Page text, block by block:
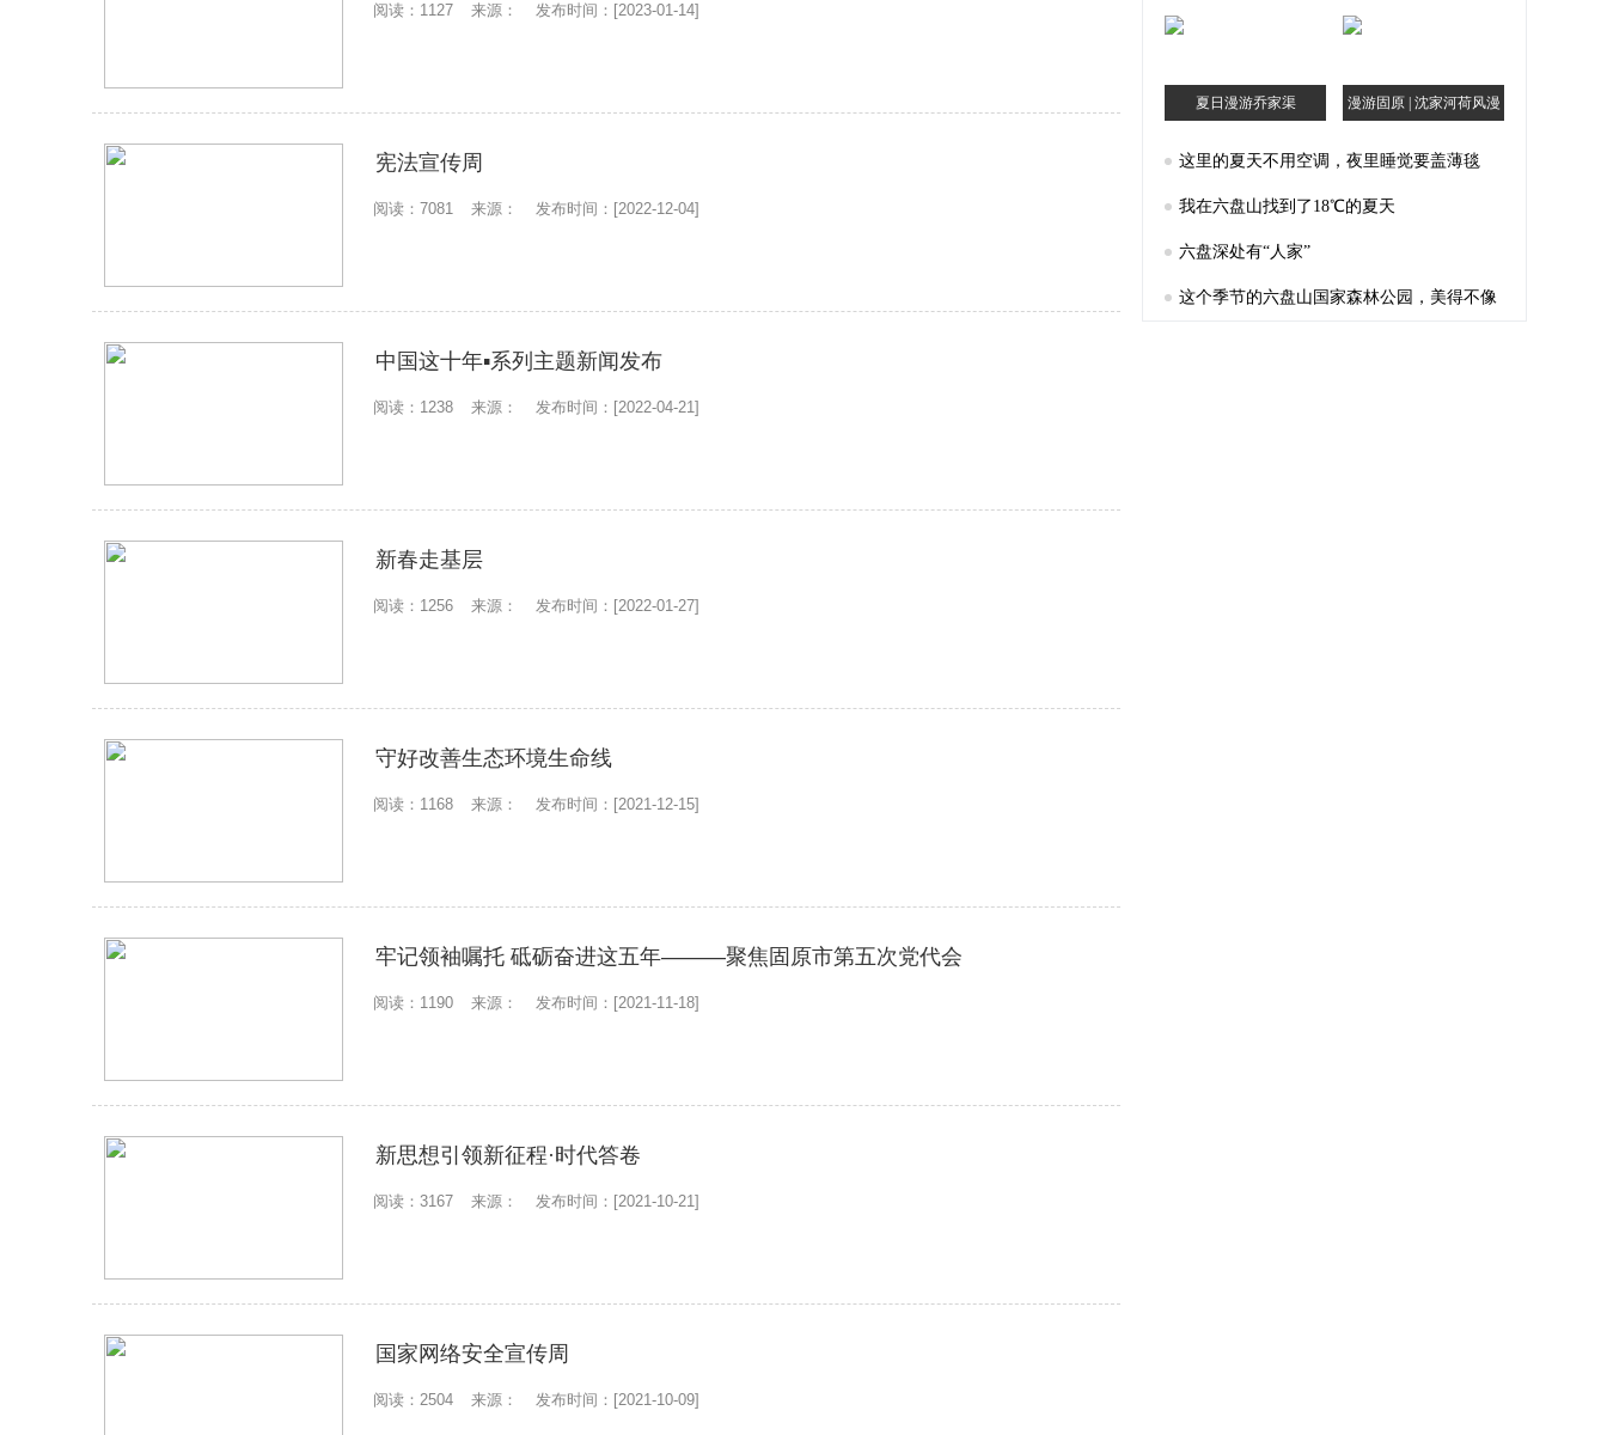
阅读：1127 来源： 发布时间：[2023-01-14]
宪法宣传周
阅读：7081 来源： 发布时间：[2022-12-04]
中国这十年▪系列主题新闻发布
阅读：1238 来源： 发布时间：[2022-04-21]
新春走基层
阅读：1256 来源： 发布时间：[2022-01-27]
守好改善生态环境生命线
阅读：1168 来源： 发布时间：[2021-12-15]
牢记领袖嘱托 砥砺奋进这五年———聚焦固原市第五次党代会
阅读：1190 来源： 发布时间：[2021-11-18]
新思想引领新征程·时代答卷
阅读：3167 来源： 发布时间：[2021-10-21]
国家网络安全宣传周
阅读：2504 来源： 发布时间：[2021-10-09]
夏日漫游乔家渠 漫游固原 | 沈家河荷风漫
这里的夏天不用空调，夜里睡觉要盖薄毯
我在六盘山找到了18℃的夏天
六盘深处有“人家”
这个季节的六盘山国家森林公园，美得不像